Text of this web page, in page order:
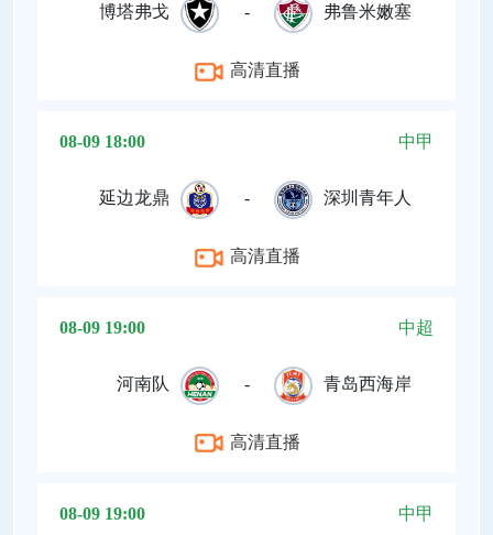
博塔弗戈 - 弗鲁米嫩塞
高清直播
08-09 18:00 中甲
延边龙鼎 - 深圳青年人
高清直播
08-09 19:00 中超
河南队 - 青岛西海岸
高清直播
08-09 19:00 中甲